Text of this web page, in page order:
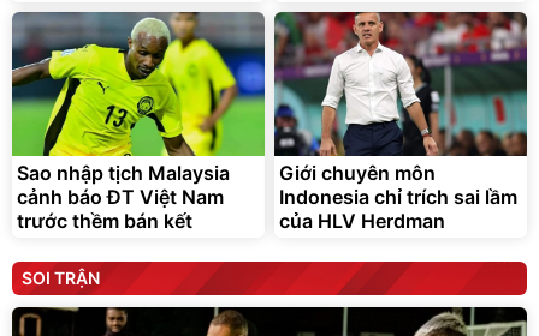
Sao nhập tịch Malaysia
cảnh báo ĐT Việt Nam
trước thềm bán kết
Giới chuyên môn
Indonesia chỉ trích sai lầm
của HLV Herdman
SOI TRẬN